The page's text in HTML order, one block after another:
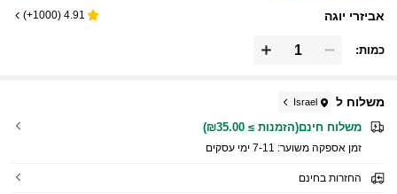
אביזרי יוגה 4.91
(
1000+
)
כמות:
משלוח ל Israel
משלוח חינם(הזמנות ≥ ₪35.00)
זמן אספקה ​​משוער: 7-11 ימי עסקים
החזרות בחינם